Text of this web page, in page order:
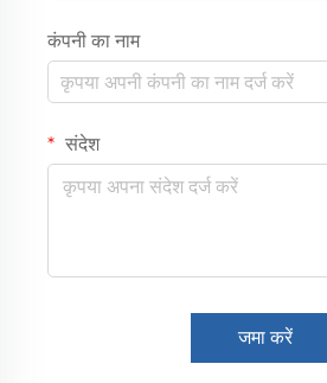
कंपनी का नाम
संदेश
जमा करें